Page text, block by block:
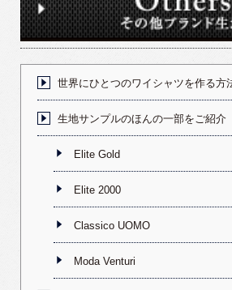
世界にひとつのワイシャツを作る方
生地サンプルのほんの一部をご紹介
Elite Gold
Elite 2000
Classico UOMO
Moda Venturi